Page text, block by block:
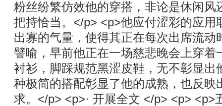
粉丝纷繁仿效他的穿搭，非论是休闲风
把持恰当。</p> <p>他应付涩彩的应用
出寡的气量，使得其正在每次出席流动
譬喻，早前他正在一场慈悲晚会上穿着
衬衫，脚踩规范黑涩皮鞋，无不彰显出
种极简的搭配彰显了他的成熟，也反映
求。</p> <p>· 开展全文 </p> <p> <p>